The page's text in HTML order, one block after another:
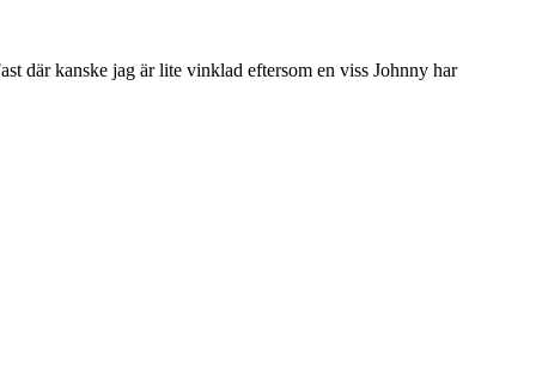
där kanske jag är lite vinklad eftersom en viss Johnny har